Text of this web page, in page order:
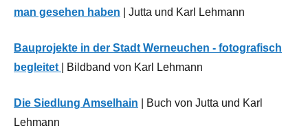
man gesehen haben | Jutta und Karl Lehmann
Bauprojekte in der Stadt Werneuchen - fotografisch
begleitet
| Bildband von Karl Lehmann
Die Siedlung Amselhain | Buch von Jutta und Karl
Lehmann